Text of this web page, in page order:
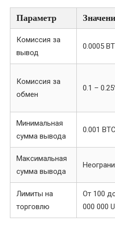
Параметр
Комиссия за
вывод
0.0005
Комиссия за
обмен
0.1 –
Минимальная
сумма вывода
0.001 BTC
Максимальная
сумма вывода
Лимиты на
торговлю
От 100
000 000